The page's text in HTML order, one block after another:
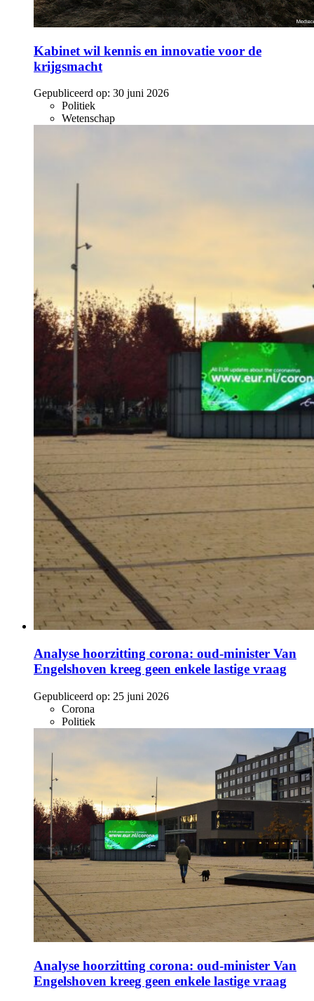
Kabinet wil kennis en innovatie voor de
krijgsmacht
Gepubliceerd op: 30 juni 2026
Politiek
Wetenschap
Analyse hoorzitting corona: oud-minister Van
Engelshoven kreeg geen enkele lastige vraag
Gepubliceerd op: 25 juni 2026
Corona
Politiek
Analyse hoorzitting corona: oud-minister Van
Engelshoven kreeg geen enkele lastige vraag